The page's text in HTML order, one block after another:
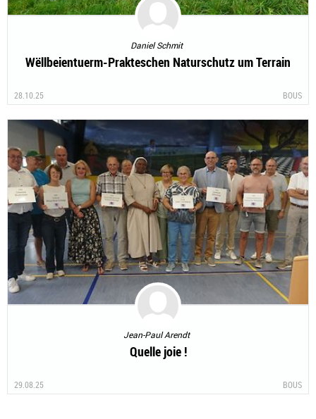
Daniel Schmit
Wëllbeientuerm-Prakteschen Naturschutz um Terrain
28.10.25 BOUS
Jean-Paul Arendt
Quelle joie !
29.08.25 BOUS